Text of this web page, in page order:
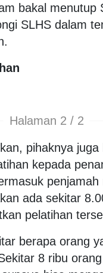
bakal menutup
SLHS dalam
Halaman 2 / 2
pihaknya juga
kepada
penjamah
ada sekitar
pelatihan
berapa orang
8 ribu